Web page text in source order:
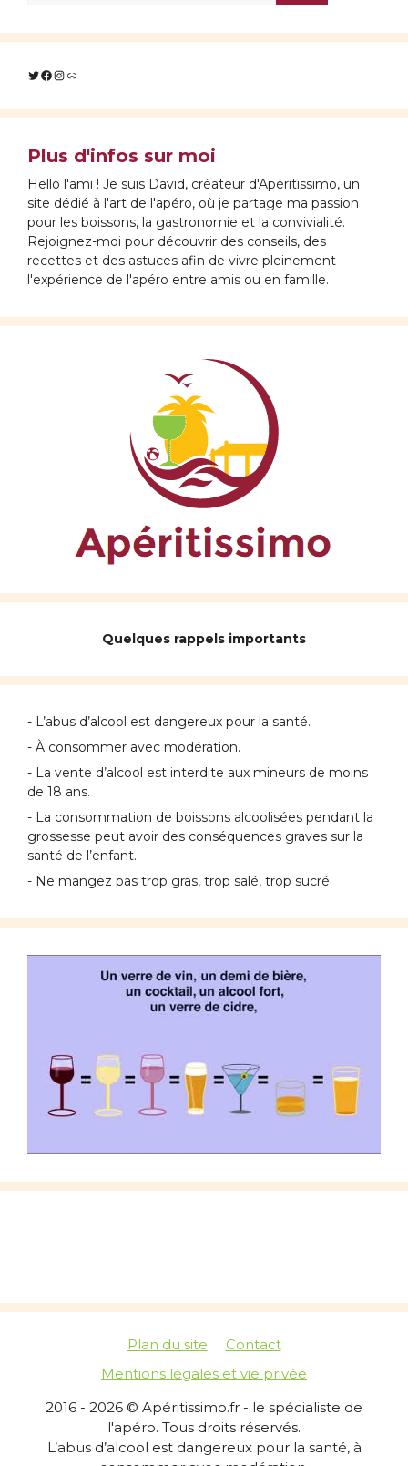
Twitter
Facebook
Instagram
Lien
Plus d'infos sur moi
Hello l'ami ! Je suis David, créateur d'Apéritissimo, un
site dédié à l'art de l'apéro, où je partage ma passion
pour les boissons, la gastronomie et la convivialité.
Rejoignez-moi pour découvrir des conseils, des
recettes et des astuces afin de vivre pleinement
l'expérience de l'apéro entre amis ou en famille.
Quelques rappels importants
- L’abus d’alcool est dangereux pour la santé.
- À consommer avec modération.
- La vente d’alcool est interdite aux mineurs de moins
de 18 ans.
- La consommation de boissons alcoolisées pendant la
grossesse peut avoir des conséquences graves sur la
santé de l’enfant.
- Ne mangez pas trop gras, trop salé, trop sucré.
Plan du site
Contact
Mentions légales et vie privée
2016 - 2026 © Apéritissimo.fr - le spécialiste de
l'apéro. Tous droits réservés.
L’abus d’alcool est dangereux pour la santé, à